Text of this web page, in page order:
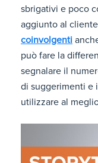
sbrigativi e poco
aggiunto al
coinvolgenti
può fare la
segnalare il
di suggerimenti e
utilizzare al